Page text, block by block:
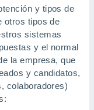
y tipos de
otros tipos de
sistemas
y el normal
la empresa, que
y candidatos,
colaboradores)